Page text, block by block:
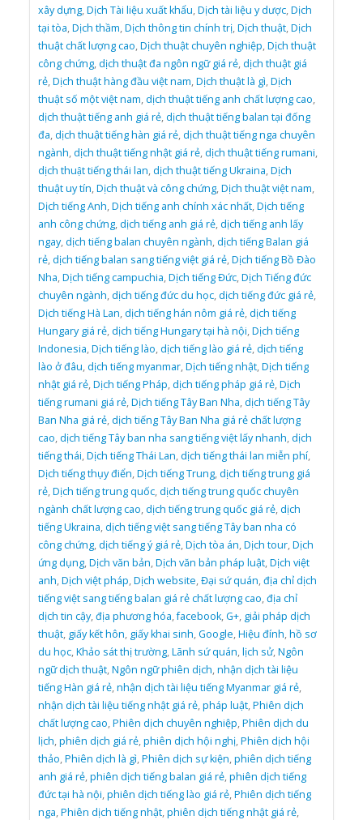
xây dựng,Dịch Tài liệu xuất khẩu,Dịch tài liệu y dược,Dịch
tại tòa,Dịch thầm,Dịch thông tin chính trị,Dịch thuật,Dịch
thuật chất lượng cao,Dịch thuật chuyên nghiệp,Dịch thuật
công chứng,dịch thuật đa ngôn ngữ giá rẻ,dịch thuật giá
rẻ,Dịch thuật hàng đầu việt nam,Dịch thuật là gì,Dịch
thuật số một việt nam,dịch thuật tiếng anh chất lượng cao,
dịch thuật tiếng anh giá rẻ,dịch thuật tiếng balan tại đống
đa,dịch thuật tiếng hàn giá rẻ,dịch thuật tiếng nga chuyên
ngành,dịch thuật tiếng nhật giá rẻ,dịch thuật tiếng rumani,
dịch thuật tiếng thái lan,dịch thuật tiếng Ukraina,Dịch
thuật uy tín,Dịch thuật và công chứng,Dịch thuật việt nam,
Dịch tiếng Anh,Dịch tiếng anh chính xác nhất,Dịch tiếng
anh công chứng,dịch tiếng anh giá rẻ,dịch tiếng anh lấy
ngay,dịch tiếng balan chuyên ngành,dịch tiếng Balan giá
rẻ,dịch tiếng balan sang tiếng việt giá rẻ,Dịch tiếng Bồ Đào
Nha,Dịch tiếng campuchia,Dịch tiếng Đức,Dịch Tiếng đức
chuyên ngành,dịch tiếng đức du học,dịch tiếng đức giá rẻ,
Dịch tiếng Hà Lan,dịch tiếng hán nôm giá rẻ,dịch tiếng
Hungary giá rẻ,dịch tiếng Hungary tại hà nội,Dịch tiếng
Indonesia,Dịch tiếng lào,dịch tiếng lào giá rẻ,dịch tiếng
lào ở đâu,dịch tiếng myanmar,Dịch tiếng nhật,Dịch tiếng
nhật giá rẻ,Dịch tiếng Pháp,dịch tiếng pháp giá rẻ,Dịch
tiếng rumani giá rẻ,Dịch tiếng Tây Ban Nha,dịch tiếng Tây
Ban Nha giá rẻ,dịch tiếng Tây Ban Nha giá rẻ chất lượng
cao,dịch tiếng Tây ban nha sang tiếng việt lấy nhanh,dịch
tiếng thái,Dịch tiếng Thái Lan,dịch tiếng thái lan miễn phí,
Dịch tiếng thụy điển,Dịch tiếng Trung,dịch tiếng trung giá
rẻ,Dịch tiếng trung quốc,dịch tiếng trung quốc chuyên
ngành chất lượng cao,dịch tiếng trung quốc giá rẻ,dịch
tiếng Ukraina,dịch tiếng việt sang tiếng Tây ban nha có
công chứng,dịch tiếng ý giá rẻ,Dịch tòa án,Dịch tour,Dịch
ứng dụng,Dịch văn bản,Dịch văn bản pháp luật,Dịch việt
anh,Dịch việt pháp,Dịch website,Đại sứ quán,địa chỉ dịch
tiếng việt sang tiếng balan giá rẻ chất lượng cao,địa chỉ
dịch tin cậy,địa phương hóa,facebook,G+, giải pháp dịch
thuật, giấy kết hôn, giấy khai sinh,Google,Hiệu đính,hồ sơ
du học,Khảo sát thị trường,Lãnh sứ quán,lịch sử,Ngôn
ngữ dịch thuật,Ngôn ngữ phiên dịch,nhận dịch tài liệu
tiếng Hàn giá rẻ,nhận dịch tài liệu tiếng Myanmar giá rẻ,
nhận dịch tài liệu tiếng nhật giá rẻ,pháp luật,Phiên dịch
chất lượng cao,Phiên dịch chuyên nghiệp,Phiên dịch du
lịch,phiên dịch giá rẻ,phiên dịch hội nghị,Phiên dịch hội
thảo,Phiên dịch là gì,Phiên dịch sự kiện,phiên dịch tiếng
anh giá rẻ,phiên dịch tiếng balan giá rẻ,phiên dịch tiếng
đức tại hà nội,phiên dịch tiếng lào giá rẻ,Phiên dịch tiếng
nga,Phiên dịch tiếng nhật,phiên dịch tiếng nhật giá rẻ,